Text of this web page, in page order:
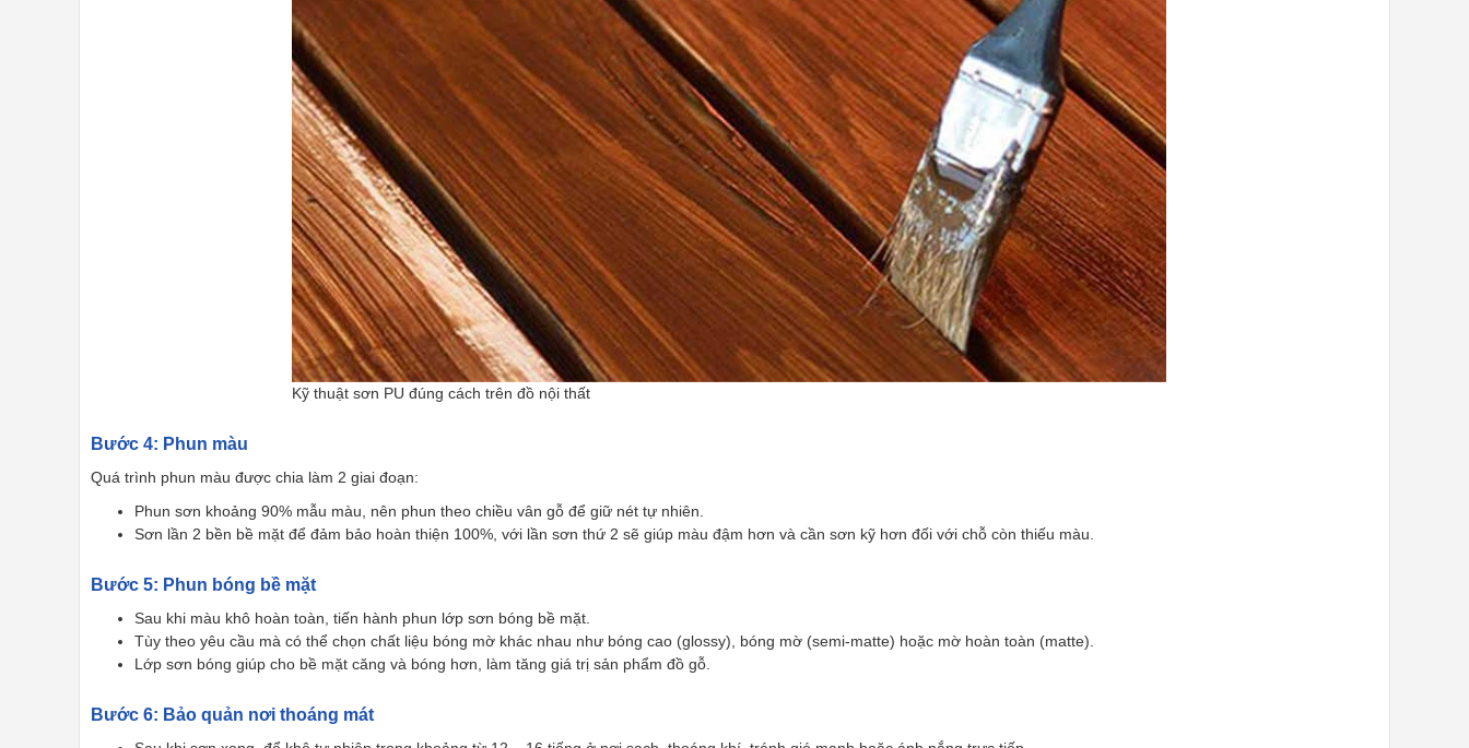
Kỹ thuật sơn PU đúng cách trên đồ nội thất
Bước 4: Phun màu
Quá trình phun màu được chia làm 2 giai đoạn:
Phun sơn khoảng 90% mẫu màu, nên phun theo chiều vân gỗ để giữ nét tự nhiên.
Sơn lần 2 bền bề mặt để đảm bảo hoàn thiện 100%, với lần sơn thứ 2 sẽ giúp màu đậm hơn và cần sơn kỹ hơn đối với chỗ còn thiếu màu.
Bước 5: Phun bóng bề mặt
Sau khi màu khô hoàn toàn, tiến hành phun lớp sơn bóng bề mặt.
Tùy theo yêu cầu mà có thể chọn chất liệu bóng mờ khác nhau như bóng cao (glossy), bóng mờ (semi-matte) hoặc mờ hoàn toàn (matte).
Lớp sơn bóng giúp cho bề mặt căng và bóng hơn, làm tăng giá trị sản phẩm đồ gỗ.
Bước 6: Bảo quản nơi thoáng mát